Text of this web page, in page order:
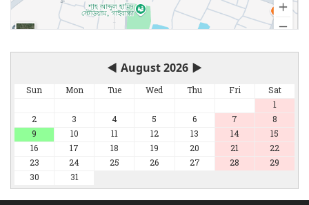
◀ August 2026 ▶
Sun Mon Tue Wed Thu Fri
Sat
1
2
3 4 5 6 7
8
9
10 11 12 13 14
15
16
17 18 19 20 21
22
23
24 25 26 27 28
29
30
31